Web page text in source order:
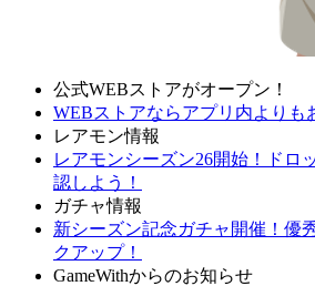
公式WEBストアがオープン！
WEBストアならアプリ内よりも
レアモン情報
レアモンシーズン26開始！ドロ
認しよう！
ガチャ情報
新シーズン記念ガチャ開催！優
クアップ！
GameWithからのお知らせ